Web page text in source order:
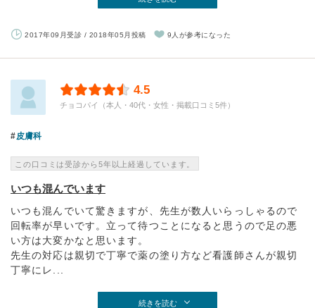
2017年09月受診 / 2018年05月投稿 9人が参考になった
4.5
チョコパイ（本人・40代・女性・掲載口コミ5件）
皮膚科
この口コミは受診から5年以上経過しています。
いつも混んでいます
いつも混んでいて驚きますが、先生が数人いらっしゃるので
回転率が早いです。立って待つことになると思うので足の悪
い方は大変かなと思います。
先生の対応は親切で丁寧で薬の塗り方など看護師さんが親切
丁寧にレ...
続きを読む